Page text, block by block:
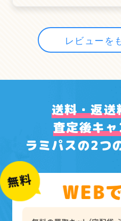
レビューを
送料・返
査定後キ
ラミパスの2つ